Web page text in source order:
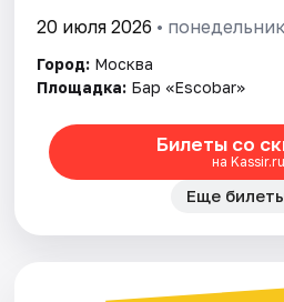
Артисты
Рейтинги
20 июля 2026 •
Город: Москва
Площадка: Бар «Escobar»
Билеты со
на Kassir.ru
Еще